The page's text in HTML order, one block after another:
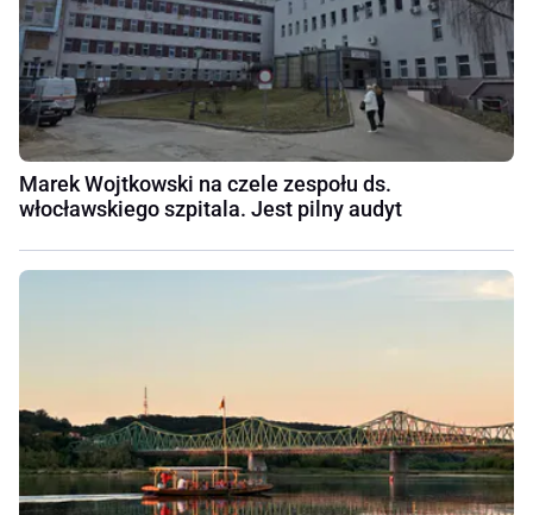
Marek Wojtkowski na czele zespołu ds.
włocławskiego szpitala. Jest pilny audyt